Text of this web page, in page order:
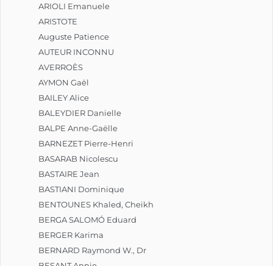
ARIOLI Emanuele
ARISTOTE
Auguste Patience
AUTEUR INCONNU
AVERROÈS
AYMON Gaël
BAILEY Alice
BALEYDIER Danielle
BALPE Anne-Gaëlle
BARNEZET Pierre-Henri
BASARAB Nicolescu
BASTAIRE Jean
BASTIANI Dominique
BENTOUNES Khaled, Cheikh
BERGA SALOMÓ Eduard
BERGER Karima
BERNARD Raymond W., Dr